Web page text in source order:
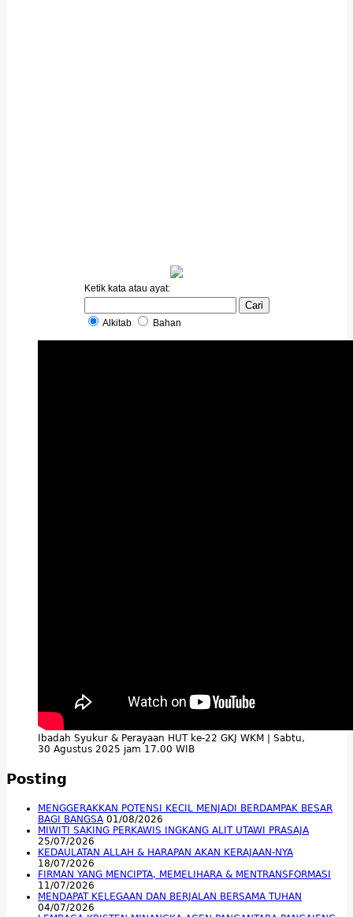
Ketik kata atau ayat:
Alkitab Bahan
Ibadah Syukur & Perayaan HUT ke-22 GKJ WKM | Sabtu,
30 Agustus 2025 jam 17.00 WIB
Posting
MENGGERAKKAN POTENSI KECIL MENJADI BERDAMPAK BESAR
BAGI BANGSA 01/08/2026
MIWITI SAKING PERKAWIS INGKANG ALIT UTAWI PRASAJA
25/07/2026
KEDAULATAN ALLAH & HARAPAN AKAN KERAJAAN-NYA
18/07/2026
FIRMAN YANG MENCIPTA, MEMELIHARA & MENTRANSFORMASI
11/07/2026
MENDAPAT KELEGAAN DAN BERJALAN BERSAMA TUHAN
04/07/2026